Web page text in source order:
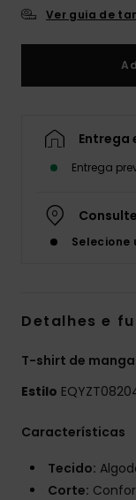
Ver guia de
Entrega
Entrega
Selecione
Detalhes e
T-shirt de
Estilo
Características
Tecido:
Corte: